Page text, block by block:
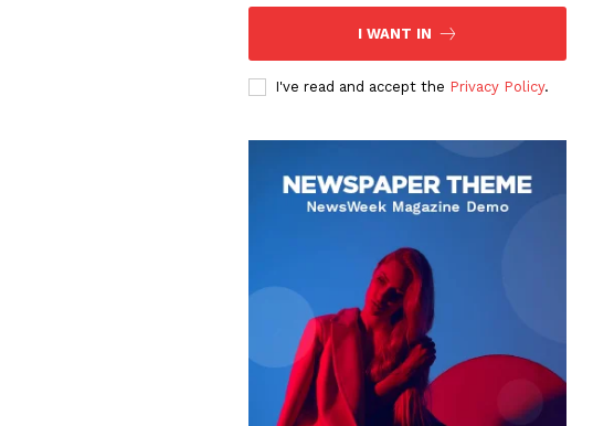
I WANT IN
I've read and accept the Privacy Policy.